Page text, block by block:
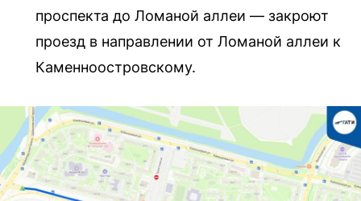
проспекта до Ломаной аллеи — закроют
проезд в направлении от Ломаной аллеи к
Каменноостровскому.